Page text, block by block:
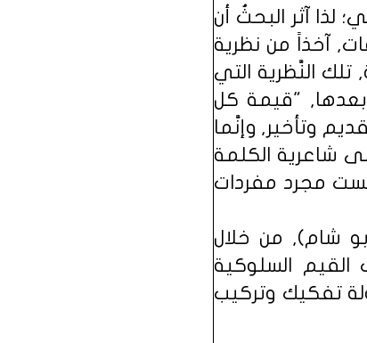
لذا آثر البحثُ أن
آخذاً من نظرية
تلك النَّظرية التي
"قيمة كل
وتأخير, وإنَّما
تعتمد على شاعرية الكلمة
مجرد مفردات
شام), من خلال
السلوكية
تفكيك وتركيب